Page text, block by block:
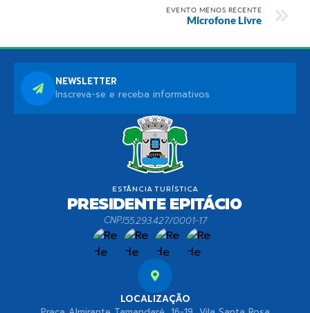
EVENTO MENOS RECENTE
Microfone Livre
LOCALIZAÇÃO
CNPJ55.293.427/0001-17
NEWSLETTER
Inscreva-se e receba informativos